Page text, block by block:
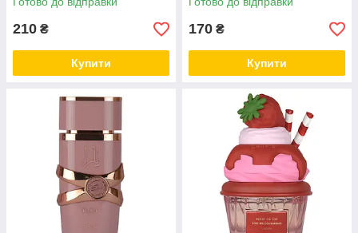
210 ₴
Купити
170 ₴
Купити